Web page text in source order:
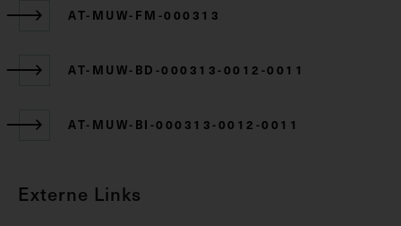
AT-MUW-FM-000313
AT-MUW-BD-000313-0012-0011
AT-MUW-BI-000313-0012-0011
Externe Links